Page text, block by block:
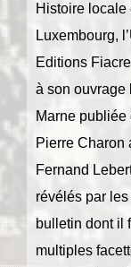
Histoire locale
Luxembourg,
Editions
à son ouvrage
Marne publiée
Pierre Charon
Fernand
révélés par
bulletin dont il
multiples